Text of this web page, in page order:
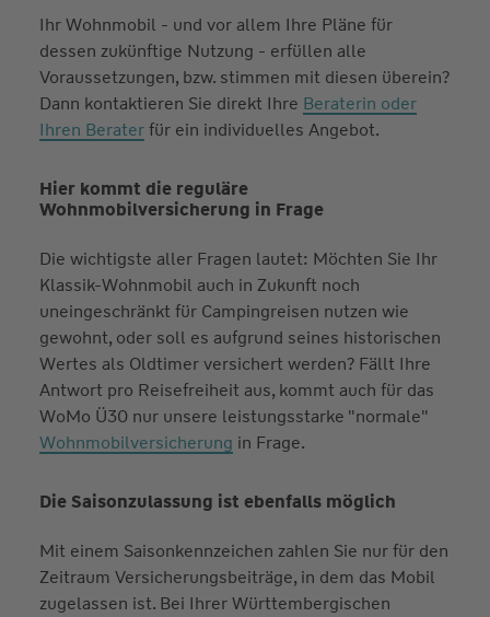
Ihr Wohnmobil - und vor allem Ihre Pläne für
dessen zukünftige Nutzung - erfüllen alle
Voraussetzungen, bzw. stimmen mit diesen überein?
Dann kontaktieren Sie direkt Ihre Beraterin oder
Ihren Beraterfür ein individuelles Angebot.
Hier kommt die reguläre
Wohnmobilversicherung in Frage
Die wichtigste aller Fragen lautet: Möchten Sie Ihr
Klassik-Wohnmobil auch in Zukunft noch
uneingeschränkt für Campingreisen nutzen wie
gewohnt, oder soll es aufgrund seines historischen
Wertes als Oldtimer versichert werden? Fällt Ihre
Antwort pro Reisefreiheit aus, kommt auch für das
WoMo Ü30 nur unsere leistungsstarke "normale"
Wohnmobilversicherung in Frage.
Die Saisonzulassung ist ebenfalls möglich
Mit einem Saisonkennzeichen zahlen Sie nur für den
Zeit­raum Versicherungs­beiträge, in dem das Mobil
zugelassen ist. Bei Ihrer Württembergischen